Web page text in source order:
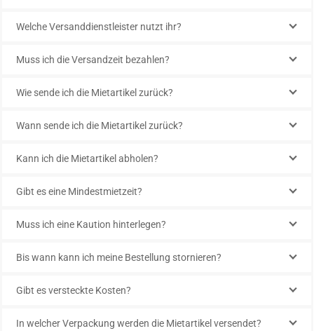
Welche Versanddienstleister nutzt ihr?
Muss ich die Versandzeit bezahlen?
Wie sende ich die Mietartikel zurück?
Wann sende ich die Mietartikel zurück?
Kann ich die Mietartikel abholen?
Gibt es eine Mindestmietzeit?
Muss ich eine Kaution hinterlegen?
Bis wann kann ich meine Bestellung stornieren?
Gibt es versteckte Kosten?
In welcher Verpackung werden die Mietartikel versendet?